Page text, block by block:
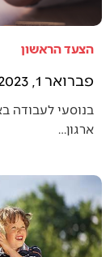
הצעד הראשון
פברואר 1, 2023
בנוסעי לעבודה
ארגון…